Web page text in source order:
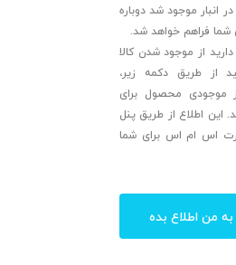
انبار موجود شد دوباره
شما فراهم خواهد شد.
از موجود شدن کالا
از طریق دکمه زیر،
موجودی محصول برای
این اطلاع از طریق پنل
اس ام اس برای شما
من اطلاع بده